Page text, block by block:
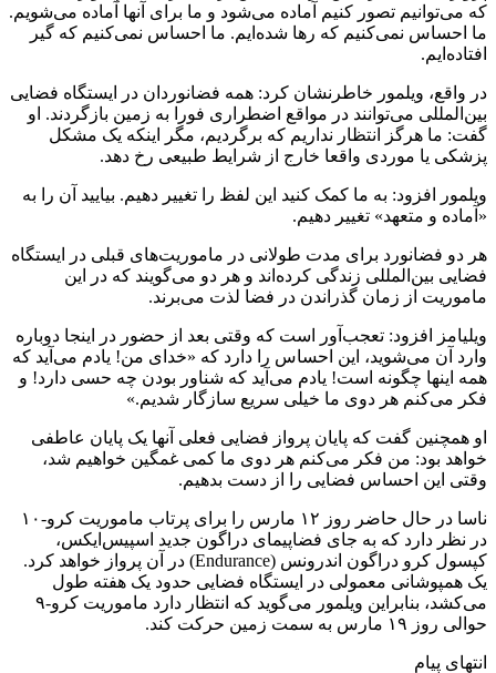
که می‌توانیم تصور کنیم آماده می‌شود و ما برای آنها آماده می‌شویم.
ما احساس نمی‌کنیم که رها شده‌ایم. ما احساس نمی‌کنیم که گیر
افتاده‌ایم.
در واقع، ویلمور خاطرنشان کرد: همه فضانوردان در ایستگاه فضایی
بین‌المللی می‌توانند در مواقع اضطراری فورا به زمین بازگردند. او
گفت: ما هرگز انتظار نداریم که برگردیم، مگر اینکه یک مشکل
پزشکی یا موردی واقعا خارج از شرایط طبیعی رخ دهد.
ویلمور افزود: به ما کمک کنید این لفظ را تغییر دهیم. بیایید آن را به
«آماده و متعهد» تغییر دهیم.
هر دو فضانورد برای مدت طولانی در ماموریت‌های قبلی در ایستگاه
فضایی بین‌المللی زندگی کرده‌اند و هر دو می‌گویند که در این
ماموریت از زمان گذراندن در فضا لذت می‌برند.
ویلیامز افزود: تعجب‌آور است که وقتی بعد از حضور در اینجا دوباره
وارد آن می‌شوید، این احساس را دارد که «خدای من! یادم می‌آید که
همه اینها چگونه است! یادم می‌آید که شناور بودن چه حسی دارد! و
فکر می‌کنم هر دوی ما خیلی سریع سازگار شدیم.»
او همچنین گفت که پایان پرواز فضایی فعلی آنها یک پایان عاطفی
خواهد بود: من فکر می‌کنم هر دوی ما کمی غمگین خواهیم شد،
وقتی این احساس فضایی را از دست بدهیم.
ناسا در حال حاضر روز ۱۲ مارس را برای پرتاب ماموریت کرو-۱۰
در نظر دارد که به جای فضاپیمای دراگون جدید اسپیس‌ایکس،
کپسول کرو دراگون اندرونس (Endurance) در آن پرواز خواهد کرد.
یک همپوشانی معمولی در ایستگاه فضایی حدود یک هفته طول
می‌کشد، بنابراین ویلمور می‌گوید که انتظار دارد ماموریت کرو-۹
حوالی روز ۱۹ مارس به سمت زمین حرکت کند.
انتهای پیام